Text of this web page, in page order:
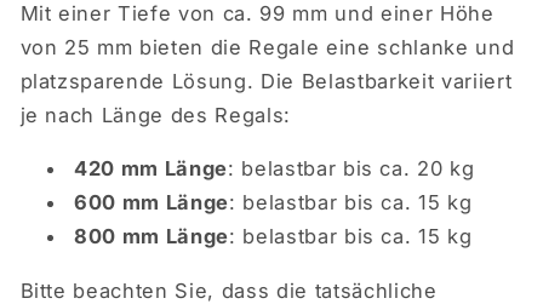
Mit einer Tiefe von ca. 99 mm und einer Höhe
von 25 mm bieten die Regale eine schlanke und
platzsparende Lösung. Die Belastbarkeit variiert
je nach Länge des Regals:
420 mm Länge: belastbar bis ca. 20 kg
600 mm Länge: belastbar bis ca. 15 kg
800 mm Länge: belastbar bis ca. 15 kg
Bitte beachten Sie, dass die tatsächliche